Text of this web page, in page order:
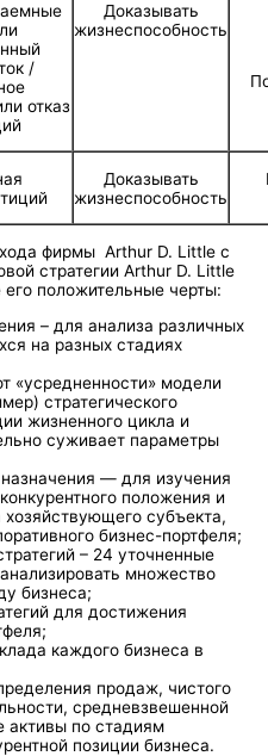
/
отказ
Доказывать
жизнеспособность
Доказывать
жизнеспособность
фирмы Arthur D. Little с
стратегии Arthur D. Little
положительные черты:
– для анализа различных
на разных стадиях
«усредненности» модели
стратегического
жизненного цикла и
суживает параметры
— для изучения
положения и
субъекта,
бизнес-портфеля;
– 24 уточненные
множество
бизнеса;
для достижения
каждого бизнеса в
продаж, чистого
средневзвешенной
активы по стадиям
позиции бизнеса.